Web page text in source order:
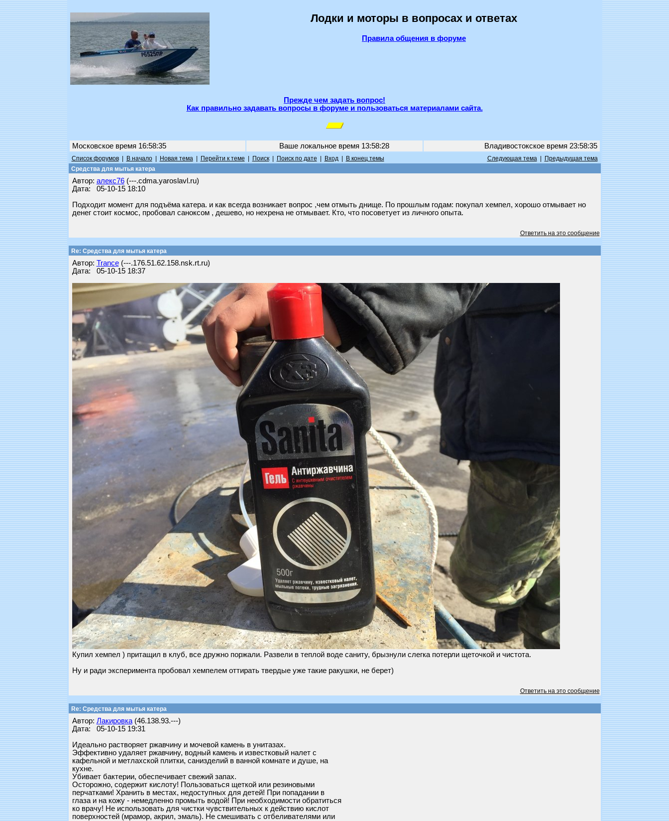
Лодки и моторы в вопросах и ответах
Правила общения в форуме
Прежде чем задать вопрос!
Как правильно задавать вопросы в форуме и пользоваться материалами сайта.
Московское время 16:58:35 Ваше локальное время 13:58:28 Владивостокское время 23:58:35
Список форумов| В начало| Новая тема| Перейти к теме Поиск| Поиск по дате Вход| В конец темы Следующая тема|
Предыдущая тема
Средства для мытья катера
Автор: алекс76(---.cdma.yaroslavl.ru)
Дата: 05-10-15 18:10
Подходит момент для подъёма катера. и как всегда возникает вопрос ,чем отмыть днище. По прошлым годам: покупал хемпел, хорошо отмывает но
денег стоит космос, пробовал саноксом , дешево, но нехрена не отмывает. Кто, что посоветует из личного опыта.
Ответить на это сообщение
Re: Средства для мытья катера
Автор: Trance(---.176.51.62.158.nsk.rt.ru)
Дата: 05-10-15 18:37
Купил хемпел ) притащил в клуб, все дружно поржали. Развели в теплой воде саниту, брызнули слегка потерли щеточкой и чистота.
Ну и ради эксперимента пробовал хемпелем оттирать твердые уже такие ракушки, не берет)
Ответить на это сообщение
Re: Средства для мытья катера
Автор: Лакировка(46.138.93.---)
Дата: 05-10-15 19:31
Идеально растворяет ржавчину и мочевой камень в унитазах.
Эффективно удаляет ржавчину, водный камень и известковый налет с
кафельной и метлахской плитки, санизделий в ванной комнате и душе, на
кухне.
Убивает бактерии, обеспечивает свежий запах.
Осторожно, содержит кислоту! Пользоваться щеткой или резиновыми
перчатками! Хранить в местах, недоступных для детей! При попадании в
глаза и на кожу - немедленно промыть водой! При необходимости обратиться
ко врачу! Не использовать для чистки чувствительных к действию кислот
поверхностей (мрамор, акрил, эмаль). Не смешивать с отбеливателями или